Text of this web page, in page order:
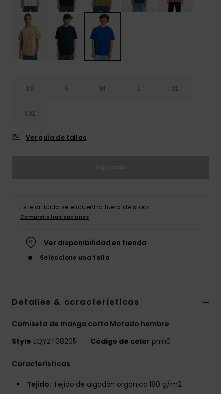
XS S M L XL
XXL
Ver guía de tallas
Este artículo se encuentra fuera de stock.
Comprar otras opciones
Ver disponibilidad en tienda
Seleccione una talla
Detalles & características
Camiseta de manga corta Morado hombre
Style EQYZT08205 Código de color prm0
Características
Tejido: Tejido de algodón orgánico 180 g/m2